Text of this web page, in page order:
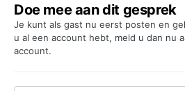
Doe mee aan dit gesprek
Je kunt als gast nu eerst posten en
u al een account hebt, meld u dan nu
account.